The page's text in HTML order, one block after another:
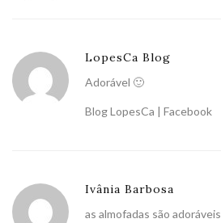
LopesCa Blog
Adorável 🙂
Blog LopesCa | Facebook
Ivânia Barbosa
as almofadas são adoráveis